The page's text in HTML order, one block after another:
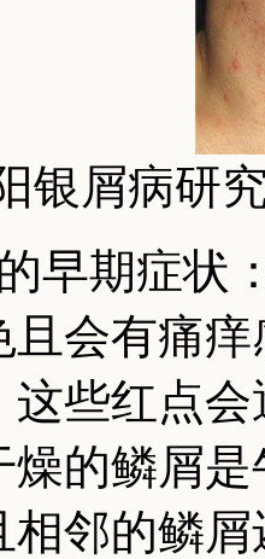
银屑病研
早期症状
且会有痛
这些红点
燥的鳞屑
相邻的鳞